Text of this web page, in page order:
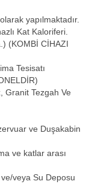
yapılmaktadır.
Kat Kaloriferi.
(KOMBİ CİHAZI
Tesisatı
Granit Tezgah Ve
ve Duşakabin
ve katlar arası
veya Su Deposu